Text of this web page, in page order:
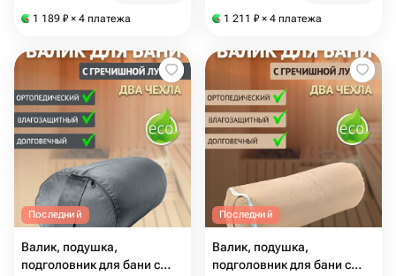
1 189 ₽ × 4 платежа 1 211 ₽ × 4 платежа
Последний
Валик, подушка,
подголовник для бани с
Последний
Валик, подушка,
подголовник для бани с